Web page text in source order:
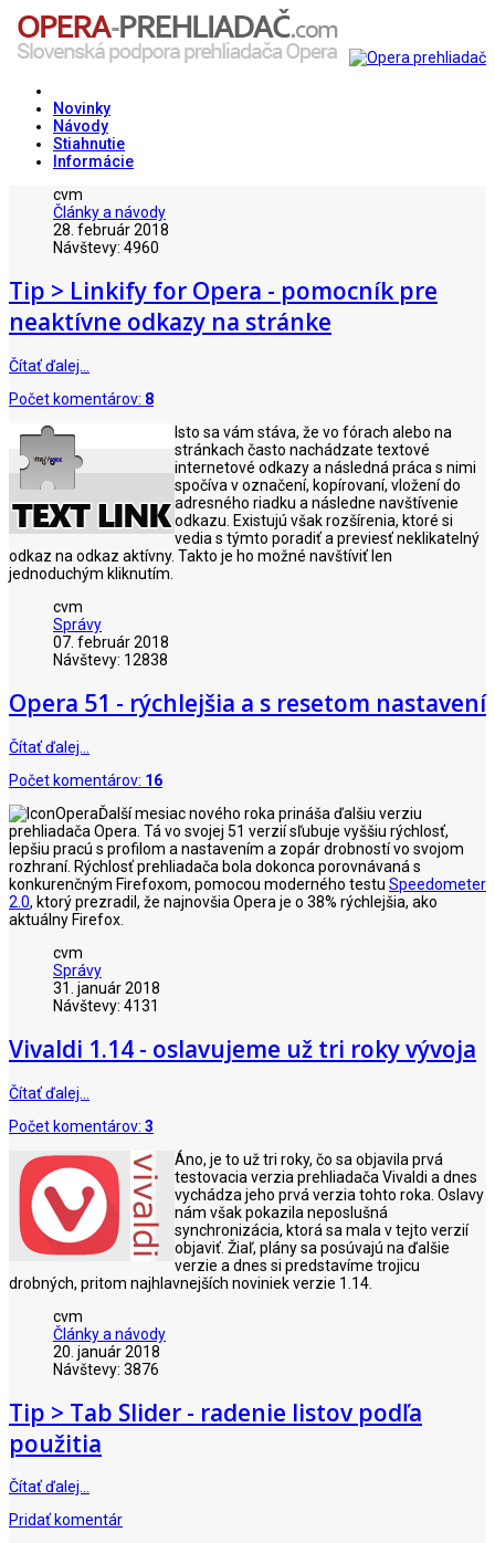
Novinky
Návody
Stiahnutie
Informácie
cvm
Články a návody
28. február 2018
Návštevy: 4960
Tip > Linkify for Opera - pomocník pre
neaktívne odkazy na stránke
Čítať ďalej…
Počet komentárov: 8
Isto sa vám stáva, že vo fórach alebo na
stránkach často nachádzate textové
internetové odkazy a následná práca s nimi
spočíva v označení, kopírovaní, vložení do
adresného riadku a následne navštívenie
odkazu. Existujú však rozšírenia, ktoré si
vedia s týmto poradiť a previesť neklikatelný
odkaz na odkaz aktívny. Takto je ho možné navštíviť len
jednoduchým kliknutím.
cvm
Správy
07. február 2018
Návštevy: 12838
Opera 51 - rýchlejšia a s resetom nastavení
Čítať ďalej…
Počet komentárov: 16
Ďalší mesiac nového roka prináša ďalšiu verziu
prehliadača Opera. Tá vo svojej 51 verzií sľubuje vyššiu rýchlosť,
lepšiu pracú s profilom a nastavením a zopár drobností vo svojom
rozhraní. Rýchlosť prehliadača bola dokonca porovnávaná s
konkurenčným Firefoxom, pomocou moderného testu Speedometer
2.0, ktorý prezradil, že najnovšia Opera je o 38% rýchlejšia, ako
aktuálny Firefox.
cvm
Správy
31. január 2018
Návštevy: 4131
Vivaldi 1.14 - oslavujeme už tri roky vývoja
Čítať ďalej…
Počet komentárov: 3
Áno, je to už tri roky, čo sa objavila prvá
testovacia verzia prehliadača Vivaldi a dnes
vychádza jeho prvá verzia tohto roka. Oslavy
nám však pokazila neposlušná
synchronizácia, ktorá sa mala v tejto verzií
objaviť. Žiaľ, plány sa posúvajú na ďalšie
verzie a dnes si predstavíme trojicu
drobných, pritom najhlavnejších noviniek verzie 1.14.
cvm
Články a návody
20. január 2018
Návštevy: 3876
Tip > Tab Slider - radenie listov podľa
použitia
Čítať ďalej…
Pridať komentár